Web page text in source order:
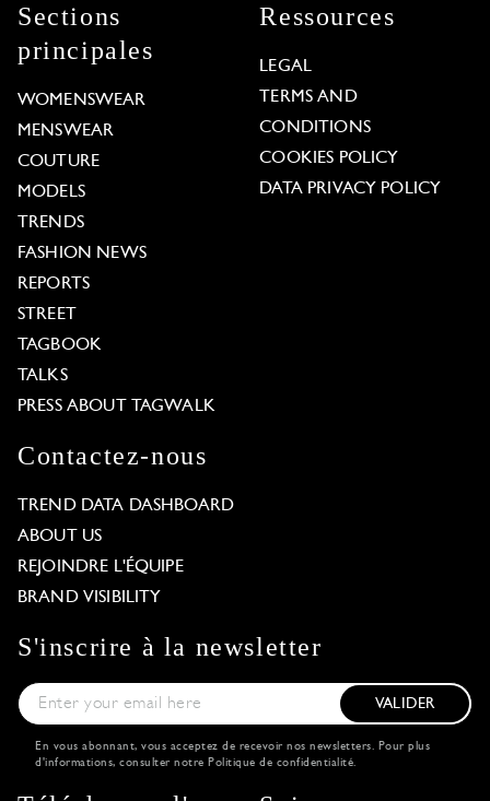
Sections
principales
WOMENSWEAR
MENSWEAR
COUTURE
MODELS
TRENDS
FASHION NEWS
REPORTS
STREET
TAGBOOK
TALKS
PRESS ABOUT TAGWALK
Ressources
LEGAL
TERMS AND
CONDITIONS
COOKIES POLICY
DATA PRIVACY POLICY
Contactez-nous
TREND DATA DASHBOARD
ABOUT US
REJOINDRE L'ÉQUIPE
BRAND VISIBILITY
S'inscrire à la newsletter
VALIDER
En vous abonnant, vous acceptez de recevoir nos newsletters. Pour plus
d'informations, consulter notre Politique de confidentialité.